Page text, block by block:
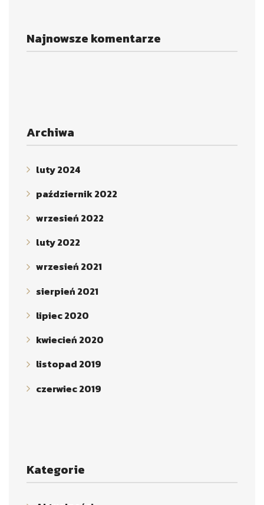
Najnowsze komentarze
Archiwa
luty 2024
październik 2022
wrzesień 2022
luty 2022
wrzesień 2021
sierpień 2021
lipiec 2020
kwiecień 2020
listopad 2019
czerwiec 2019
Kategorie